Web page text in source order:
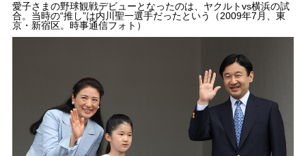
愛子さまの野球観戦デビューとなったのは、ヤクルトvs横浜の試
合。当時の“推し”は内川聖一選手だったという（2009年7月、東
京・新宿区。時事通信フォト）